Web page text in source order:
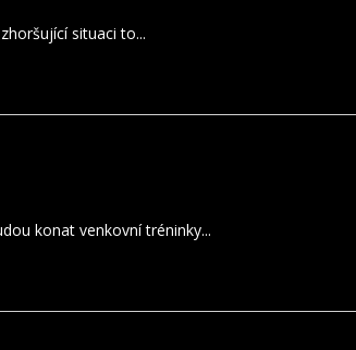
situaci to...
konat venkovní tréninky...